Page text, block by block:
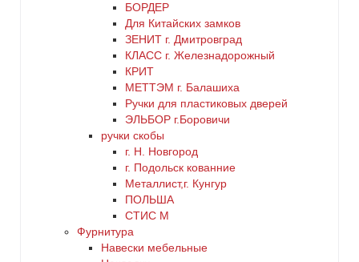
БОРДЕР
Для Китайских замков
ЗЕНИТ г. Дмитровград
КЛАСС г. Железнадорожный
КРИТ
МЕТТЭМ г. Балашиха
Ручки для пластиковых дверей
ЭЛЬБОР г.Боровичи
ручки скобы
г. Н. Новгород
г. Подольск кованние
Металлист,г. Кунгур
ПОЛЬША
СТИС М
Фурнитура
Навески мебельные